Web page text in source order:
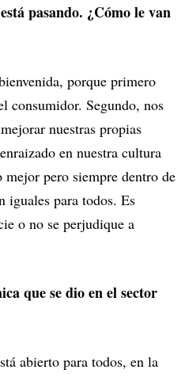
pasando. ¿Cómo le van
porque primero
consumidor. Segundo, nos
nuestras propias
en nuestra cultura
mejor pero siempre dentro de
iguales para todos. Es
o no se perjudique a
que se dio en el sector
abierto para todos, en la